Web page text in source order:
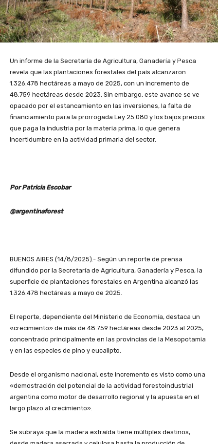
Un informe de la Secretaría de Agricultura, Ganadería y Pesca
revela que las plantaciones forestales del país alcanzaron
1.326.478 hectáreas a mayo de 2025, con un incremento de
48.759 hectáreas desde 2023. Sin embargo, este avance se ve
opacado por el estancamiento en las inversiones, la falta de
financiamiento para la prorrogada Ley 25.080 y los bajos precios
que paga la industria por la materia prima, lo que genera
incertidumbre en la actividad primaria del sector.
Por Patricia Escobar
@argentinaforest
BUENOS AIRES (14/8/2025).- Según un reporte de prensa
difundido por la Secretaría de Agricultura, Ganadería y Pesca, la
superficie de plantaciones forestales en Argentina alcanzó las
1.326.478 hectáreas a mayo de 2025.
El reporte, dependiente del Ministerio de Economía, destaca un
«crecimiento» de más de 48.759 hectáreas desde 2023 al 2025,
concentrado principalmente en las provincias de la Mesopotamia
y en las especies de pino y eucalipto.
Desde el organismo nacional, este incremento es visto como una
«demostración del potencial de la actividad forestoindustrial
argentina como motor de desarrollo regional y la apuesta en el
largo plazo al crecimiento».
Se subraya que la madera extraída tiene múltiples destinos,